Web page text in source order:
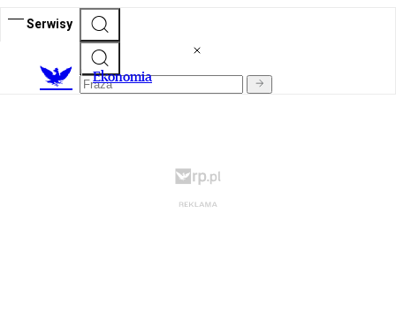
Serwisy
Ekonomia